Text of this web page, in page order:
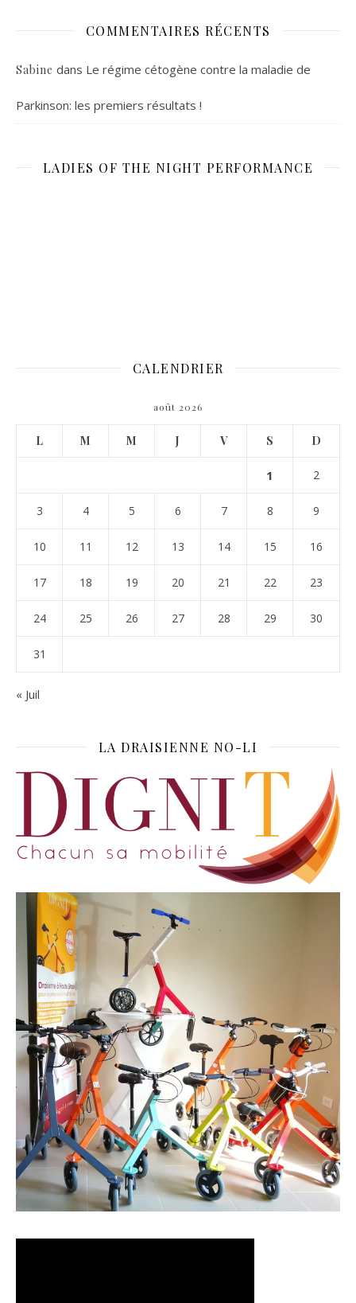
COMMENTAIRES RÉCENTS
Sabine dans Le régime cétogène contre la maladie de
Parkinson: les premiers résultats !
LADIES OF THE NIGHT PERFORMANCE
CALENDRIER
août 2026
L M M J V S D
1 2
3 4 5 6 7 8 9
10 11 12 13 14 15 16
17 18 19 20 21 22 23
24 25 26 27 28 29 30
31
« Juil
LA DRAISIENNE NO-LI